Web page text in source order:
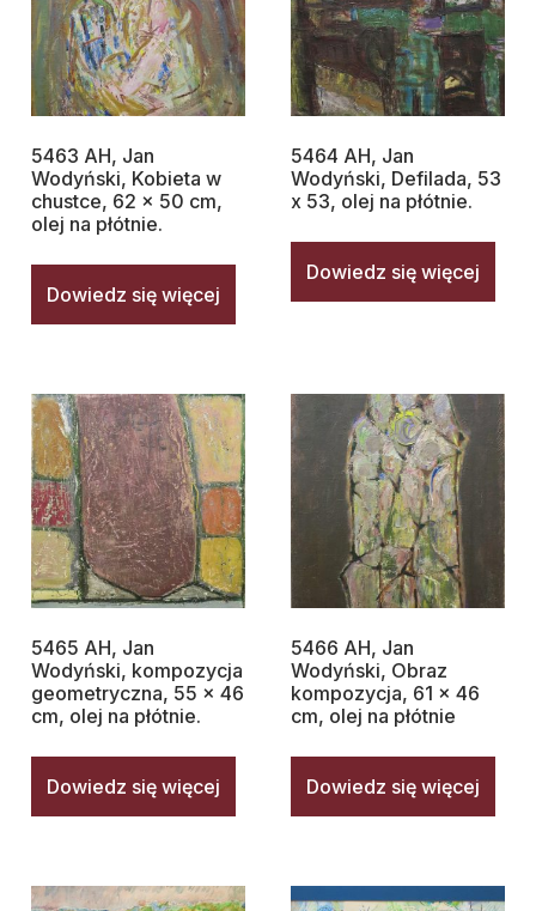
5463 AH, Jan
Wodyński, Kobieta w
chustce, 62 x 50 cm,
olej na płótnie.
Dowiedz się więcej
5464 AH, Jan
Wodyński, Defilada, 53
x 53, olej na płótnie.
Dowiedz się więcej
5465 AH, Jan
Wodyński, kompozycja
geometryczna, 55 x 46
cm, olej na płótnie.
Dowiedz się więcej
5466 AH, Jan
Wodyński, Obraz
kompozycja, 61 x 46
cm, olej na płótnie
Dowiedz się więcej